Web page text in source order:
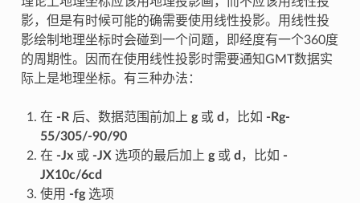
影，但是有时候可能的确需要使用线性投影。用线性投
影绘制地理坐标时会碰到一个问题，即经度有一个360度
的周期性。因而在使用线性投影时需要通知GMT数据实
际上是地理坐标。有三种办法：
在 -R后、数据范围前加上 g或 d ，比如 -Rg-
55/305/-90/90
在 -Jx或 -JX 选项的最后加上 g或 d ，比如 -
JX10c/6cd
使用 -fg选项